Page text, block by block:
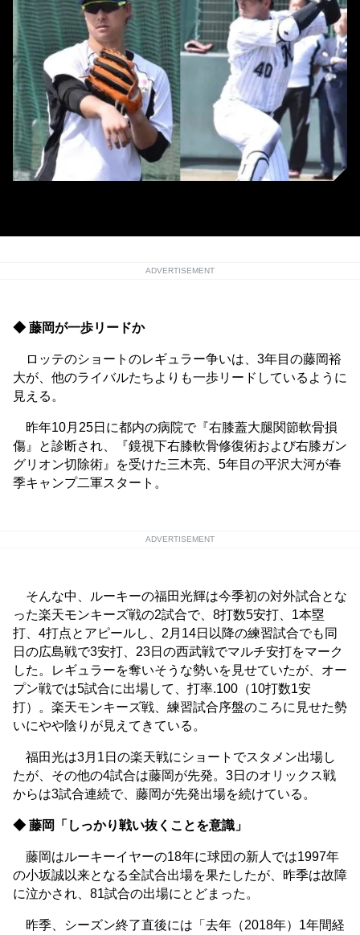
ADVERTISEMENT
◆ 藤岡が一歩リードか
ロッテのショートのレギュラー争いは、3年目の藤岡裕
大が、他のライバルたちよりも一歩リードしているように
見える。
昨年10月25日に都内の病院で『右膝蓋大腿関節軟骨損
傷』と診断され、『鏡視下右膝軟骨修復術および右膝ガン
グリオン切除術』を受けた三木亮、5年目の平沢大河が春
季キャンプ二軍スタート。
ADVERTISEMENT
そんな中、ルーキーの福田光輝は今季初の対外試合とな
った楽天モンキーズ戦の2試合で、8打数5安打、1本塁
打、4打点とアピールし、2月14日以降の練習試合でも同
日の広島戦で3安打、23日の西武戦でマルチ安打をマーク
した。レギュラーを奪いそうな勢いを見せていたが、オー
プン戦では5試合に出場して、打率.100（10打数1安
打）。楽天モンキーズ戦、練習試合序盤のころに見せた勢
いにやや陰りが見えてきている。
福田光は3月1日の楽天戦にショートでスタメン出場し
たが、その他の4試合は藤岡が先発。3日のオリックス戦
からは3試合連続で、藤岡が先発出場を続けている。
◆ 藤岡「しっかり戦い抜くことを意識」
藤岡はルーキーイヤーの18年に球団の新人では1997年
の小坂誠以来となる全試合出場を果たしたが、昨季は故障
に泣かされ、81試合の出場にとどまった。
昨季、シーズン終了直後には「去年（2018年）1年間経